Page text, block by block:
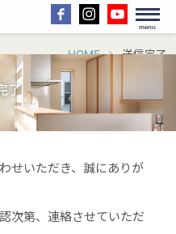
menu
HOME 送信完了
了
せいただき、誠にありが
次第、連絡させていただ